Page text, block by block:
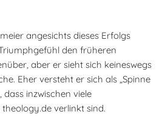
angesichts dieses Erfolgs
den früheren
aber er sieht sich keineswegs
Eher versteht er sich als „Spinne
dass inzwischen viele
verlinkt sind.